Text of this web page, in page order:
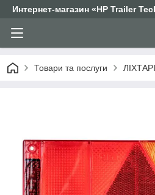
Интернет-магазин «HP Trailer
Товари та послуги